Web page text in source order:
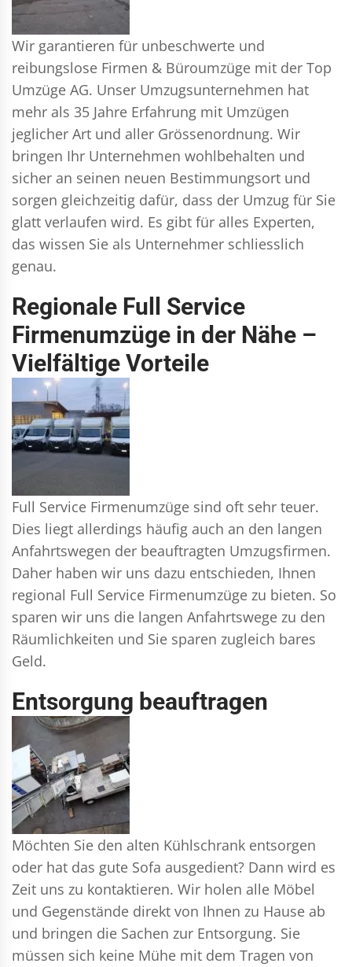
Wir garantieren für unbeschwerte und
reibungslose Firmen & Büroumzüge mit der Top
Umzüge AG. Unser Umzugsunternehmen hat
mehr als 35 Jahre Erfahrung mit Umzügen
jeglicher Art und aller Grössenordnung. Wir
bringen Ihr Unternehmen wohlbehalten und
sicher an seinen neuen Bestimmungsort und
sorgen gleichzeitig dafür, dass der Umzug für Sie
glatt verlaufen wird. Es gibt für alles Experten,
das wissen Sie als Unternehmer schliesslich
genau.
Regionale Full Service
Firmenumzüge in der Nähe –
Vielfältige Vorteile
Full Service Firmenumzüge sind oft sehr teuer.
Dies liegt allerdings häufig auch an den langen
Anfahrtswegen der beauftragten Umzugsfirmen.
Daher haben wir uns dazu entschieden, Ihnen
regional Full Service Firmenumzüge zu bieten. So
sparen wir uns die langen Anfahrtswege zu den
Räumlichkeiten und Sie sparen zugleich bares
Geld.
Entsorgung beauftragen
Möchten Sie den alten Kühlschrank entsorgen
oder hat das gute Sofa ausgedient? Dann wird es
Zeit uns zu kontaktieren. Wir holen alle Möbel
und Gegenstände direkt von Ihnen zu Hause ab
und bringen die Sachen zur Entsorgung. Sie
müssen sich keine Mühe mit dem Tragen von